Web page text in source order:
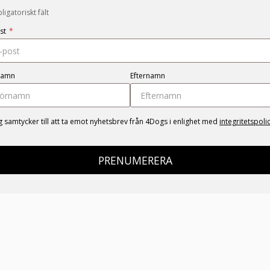
fält
*
Efternamn
samtycker till att ta emot nyhetsbrev från 4Dogs i enlighet med
PRENUMERERA